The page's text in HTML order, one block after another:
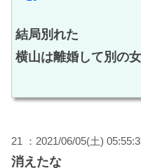
結局別れた
横山は離婚して別の
21 ：2021/06/05(土)
消えたな